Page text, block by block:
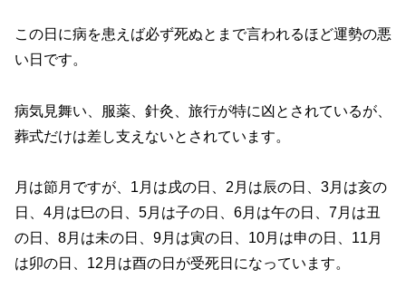
この日に病を患えば必ず死ぬとまで言われるほど運勢の悪
い日です。
病気見舞い、服薬、針灸、旅行が特に凶とされているが、
葬式だけは差し支えないとされています。
月は節月ですが、1月は戌の日、2月は辰の日、3月は亥の
日、4月は巳の日、5月は子の日、6月は午の日、7月は丑
の日、8月は未の日、9月は寅の日、10月は申の日、11月
は卯の日、12月は酉の日が受死日になっています。